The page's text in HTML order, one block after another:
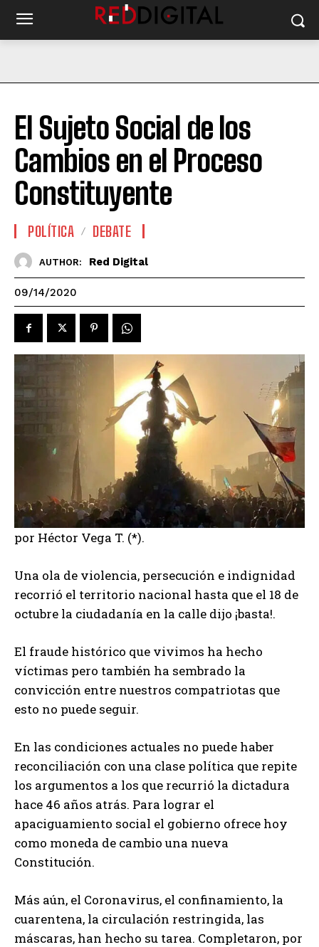
El Sujeto Social de los
Cambios en el Proceso
Constituyente
POLÍTICA DEBATE
AUTHOR: Red Digital
09/14/2020
por Héctor Vega T. (*).
Una ola de violencia, persecución e indignidad
recorrió el territorio nacional hasta que el 18 de
octubre la ciudadanía en la calle dijo ¡basta!.
El fraude histórico que vivimos ha hecho
víctimas pero también ha sembrado la
convicción entre nuestros compatriotas que
esto no puede seguir.
En las condiciones actuales no puede haber
reconciliación con una clase política que repite
los argumentos a los que recurrió la dictadura
hace 46 años atrás. Para lograr el
apaciguamiento social el gobierno ofrece hoy
como moneda de cambio una nueva
Constitución.
Más aún, el Coronavirus, el confinamiento, la
cuarentena, la circulación restringida, las
máscaras, han hecho su tarea. Completaron, por